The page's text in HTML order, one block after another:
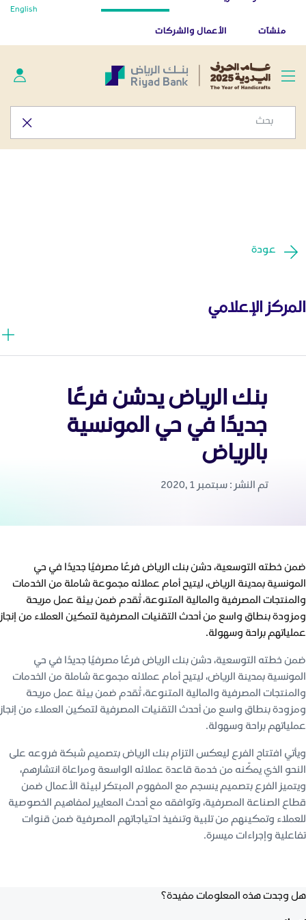
أخبار صحفية - المركز الإعلامي
تطبيق بنك الرياض
منشآت الأعمال والشركات
English
عودة
المركز الإعلامي
بنك الرياض يدشن فرعًا
جديدًا في حي المونسية
بالرياض
تم النشر : سبتمبر 1 ,2020
ضمن خطته التوسعية، دشن بنك الرياض فرعًا مصرفيًا جديدًا في حي
المونسية بمدينة الرياض، ليتيح أمام عملائه مجموعة شاملة من الخدمات
والمنتجات المصرفية والمالية المتنوعة، تُقدم ضمن بيئة عمل مريحة
ومزودة بنطاق واسع من أحدث التقنيات المصرفية لتمكين العملاء من إنجاز
عملياتهم براحة وسهولة.
ضمن خطته التوسعية، دشن بنك الرياض فرعًا مصرفيًا جديدًا في حي
المونسية بمدينة الرياض، ليتيح أمام عملائه مجموعة شاملة من الخدمات
والمنتجات المصرفية والمالية المتنوعة، تُقدم ضمن بيئة عمل مريحة
ومزودة بنطاق واسع من أحدث التقنيات المصرفية لتمكين العملاء من إنجاز
عملياتهم براحة وسهولة.
ويأتي افتتاح الفرع ليعكس التزام بنك الرياض بتصميم شبكة فروعه على
النحو الذي يمكّنه من خدمة قاعدة عملائه الواسعة ومراعاة انتشارهم،
ويتميز الفرع بتصميم ينسجم مع المفهوم المبتكر لبيئة الأعمال ضمن
قطاع الصناعة المصرفية، وتوافقه مع أحدث المعايير لمفاهيم الخصوصية
للعملاء وتمكينهم من تلبية وتنفيذ احتياجاتهم المصرفية ضمن قنوات
تفاعلية وإجراءات ميسرة.
هل وجدت هذه المعلومات مفيدة؟